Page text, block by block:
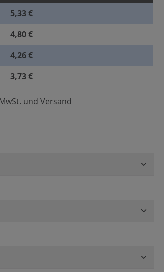
5,33 €
4,80 €
4,26 €
3,73 €
und Versand